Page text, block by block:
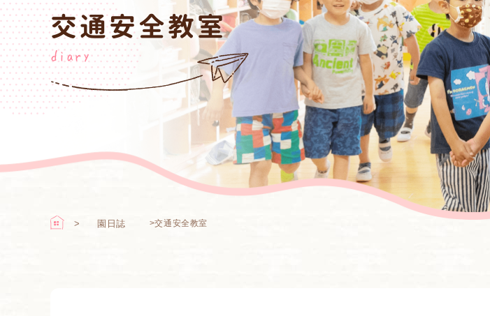
交通安全教室
diary
園日誌 >交通安全教室